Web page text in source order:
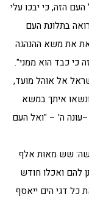
הזה, כי יבכו עלי
בתלונת העם
את משא ההנהגה
כי כבד הוא ממני".
אל אוהל מועד,
איתך במשא
ה' – "ואל העם
שש מאות אלף
להם ואכלו חודש
כל דגי הים ייאסף